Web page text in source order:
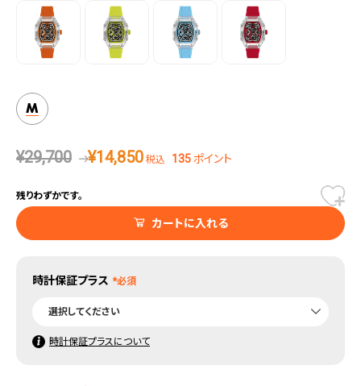
ッションをさらに引き立てます。
機能性とデザインが共演するマルチファンクションモデル
「アイスボリデイクリア」は、日付・曜日表示、24時間計を搭載したマルチファンク
実用性を兼ね備えています。文字盤にはサンレイダイアルをベースに、細かなカッ
ティングと複数のパーツを組み合わせた立体的なデザインが施されています。ま
M
¥29,700 ¥14,850 税込 135ポイント
残りわずかです。
カートに入れる
時計保証プラス
時計保証プラスについて